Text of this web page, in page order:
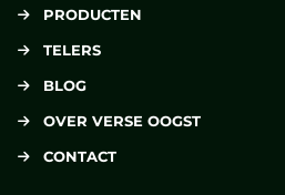
PRODUCTEN
TELERS
BLOG
OVER VERSE OOGST
CONTACT